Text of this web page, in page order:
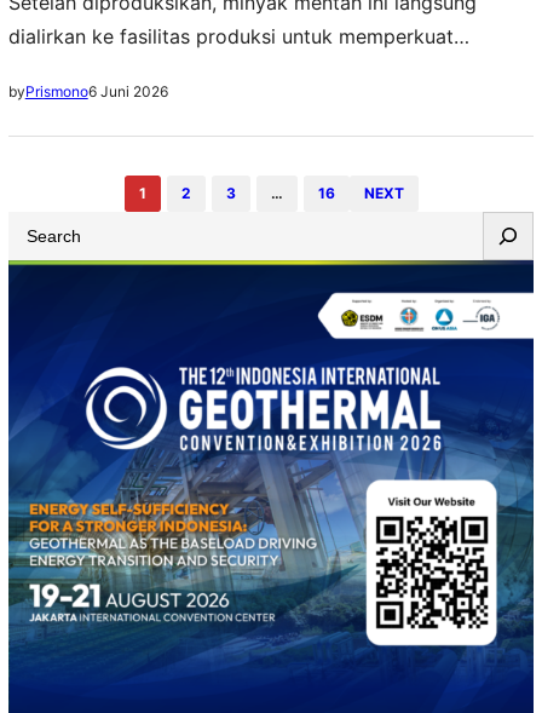
dialirkan ke fasilitas produksi untuk memperkuat
byPrismono6 Juni 2026
1 2 3 … 16 NEXT
e